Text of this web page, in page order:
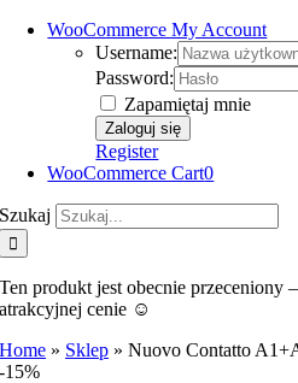
WooCommerce My Account
Username:
Password:
Zapamiętaj mnie
Register
WooCommerce Cart0
Szukaj
Ten produkt jest obecnie przeceniony
atrakcyjnej cenie ☺️
Home » Sklep »Nuovo Contatto
-15%